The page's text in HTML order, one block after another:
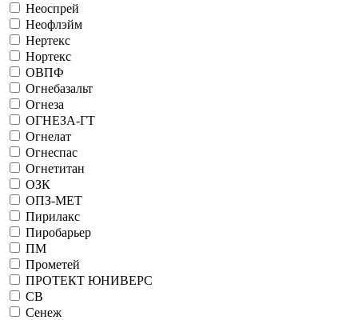
Неоспрей
Неофлэйм
Нертекс
Нортекс
ОВПФ
Огнебазальт
Огнеза
ОГНЕЗА-ГТ
Огнелат
Огнеспас
Огнетитан
ОЗК
ОПЗ-МЕТ
Пирилакс
Пиробарьер
ПМ
Прометей
ПРОТЕКТ ЮНИВЕРС
СВ
Сенеж